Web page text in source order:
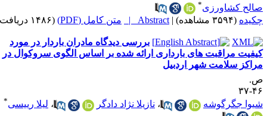
کشاورزی
(۳۵۹۴ مشاهده) |
Abstract | متن کامل (PDF) (۱۴۸۶ دریافت)
بررسی دیدگاه مادران باردار در مورد
مراقبت های بارداری ارائه شده بر اساس الگوی سروکوال در
سلامت شهر اردبیل
۳۷
جگرگوشه
،نازیلا نژاد دادگر ،لیلا رییسی